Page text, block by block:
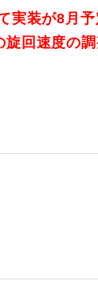
実装が8月予
旋回速度の